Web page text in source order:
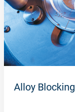
Alloy Blocking